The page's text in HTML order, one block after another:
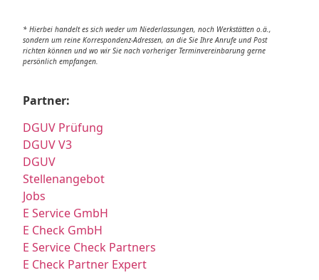
* Hierbei handelt es sich weder um Niederlassungen, noch Werkstätten o.ä.,
sondern um reine Korrespondenz-Adressen, an die Sie Ihre Anrufe und Post
richten können und wo wir Sie nach vorheriger Terminvereinbarung gerne
persönlich empfangen.
Partner:
DGUV Prüfung
DGUV V3
DGUV
Stellenangebot
Jobs
E Service GmbH
E Check GmbH
E Service Check Partners
E Check Partner Expert